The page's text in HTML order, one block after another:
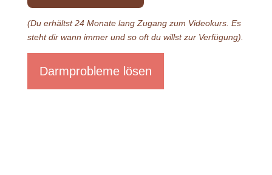
(Du erhältst 24 Monate lang Zugang zum Videokurs. Es
steht dir wann immer und so oft du willst zur Verfügung).
Darmprobleme lösen